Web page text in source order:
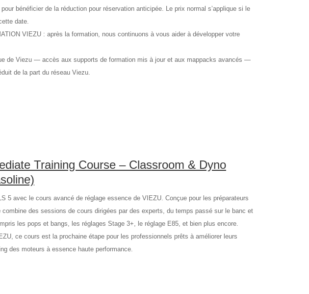
bénéficier de la réduction pour réservation anticipée. Le prix normal s’applique si le
date.
VIEZU : après la formation, nous continuons à vous aider à développer votre
de Viezu — accès aux supports de formation mis à jour et aux mappacks avancés —
de la part du réseau Viezu.
Training Course – Classroom & Dyno
5 avec le cours avancé de réglage essence de VIEZU. Conçue pour les préparateurs
des sessions de cours dirigées par des experts, du temps passé sur le banc et
les pops et bangs, les réglages Stage 3+, le réglage E85, et bien plus encore.
ce cours est la prochaine étape pour les professionnels prêts à améliorer leurs
des moteurs à essence haute performance.